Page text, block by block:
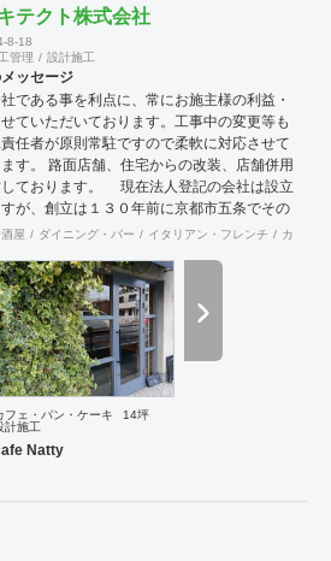
にしていきます。 それぞれの個性を持った
ジナルデザインをご提案いたします。
田は、自ら家具職人としての傍ら左官業を
フ一同も現場作業を行う職人集団です。設
ならずスポットでの対応も行っています。
テクト株式会社
8-18
管理 設計施工
ッセージ
である事を利点に、常にお施主様の利益・
ていただいております。工事中の変更等も
任者が原則常駐ですので柔軟に対応させて
す。 路面店舗、住宅からの改装、店舗併用
ております。 現在法人登記の会社は設立
が、創立は１３０年前に京都市五条でその
り、有限会社化、個人化を経て、現在5代
ナー様のご意見・ご要望を十分に伺い、ご
きます。創りたいのは当社が創りたいもの
の必要である店舗・住宅、そしてお客様の
飲食店や女性のお客様の場合には、お
社カフェナッティーのバティシエが参加さ
が可能です。 木材やアイアン、タイル
全力でハード面でのサポートをさせてい
屋 ダイニング・バー イタリアン・フレンチ カフェ
フェ・パン・ケーキ
14坪
計施工
Natty